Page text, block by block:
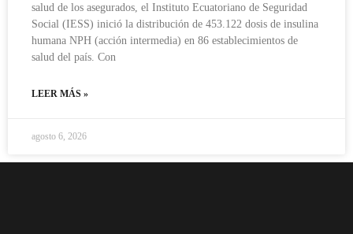
salud de los asegurados, el Instituto Ecuatoriano de Seguridad
Social (IESS) inició la distribución de 453.122 dosis de insulina
humana NPH (acción intermedia) en 86 establecimientos de
salud del país. Con
LEER MÁS »
agosto 6, 2026